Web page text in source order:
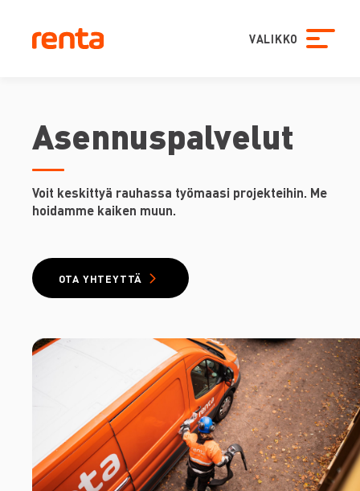
VALIKKO
Asennuspalvelut
Voit keskittyä rauhassa työmaasi projekteihin. Me
hoidamme kaiken muun.
OTA YHTEYTTÄ